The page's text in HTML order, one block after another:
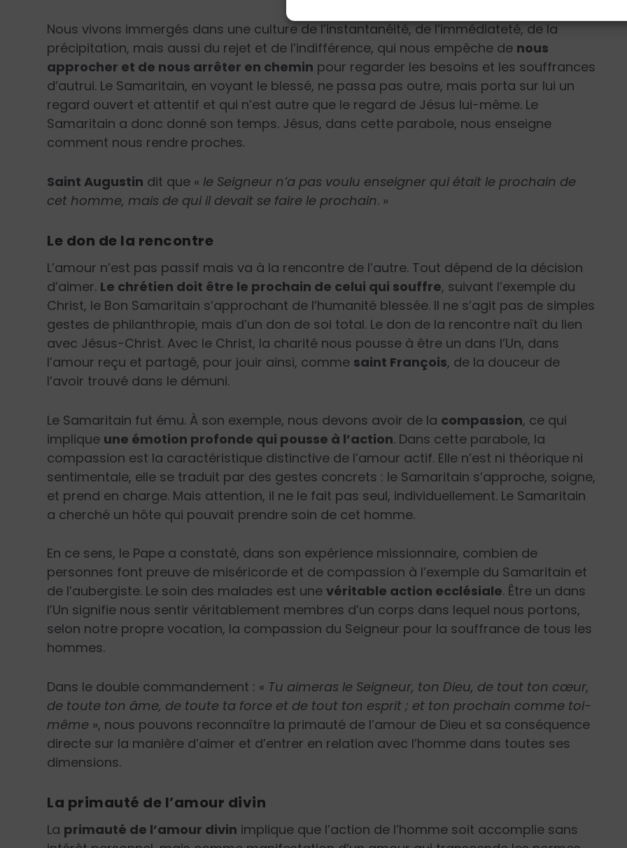
Nous vivons immergés dans une culture de l’instantanéité, de l’immédiateté, de la
précipitation, mais aussi du rejet et de l’indifférence, qui nous empêche de nous
approcher et de nous arrêter en chemin pour regarder les besoins et les souffrances
d’autrui. Le Samaritain, en voyant le blessé, ne passa pas outre, mais porta sur lui un
regard ouvert et attentif et qui n’est autre que le regard de Jésus lui-même. Le
Samaritain a donc donné son temps. Jésus, dans cette parabole, nous enseigne
comment nous rendre proches.
Saint Augustin dit que « le Seigneur n’a pas voulu enseigner qui était le prochain de
cet homme, mais de qui il devait se faire le prochain. »
Le don de la rencontre
L’amour n’est pas passif mais va à la rencontre de l’autre. Tout dépend de la décision
d’aimer. Le chrétien doit être le prochain de celui qui souffre, suivant l’exemple du
Christ, le Bon Samaritain s’approchant de l’humanité blessée. Il ne s’agit pas de simples
gestes de philanthropie, mais d’un don de soi total. Le don de la rencontre naît du lien
avec Jésus-Christ. Avec le Christ, la charité nous pousse à être un dans l’Un, dans
l’amour reçu et partagé, pour jouir ainsi, comme saint François, de la douceur de
l’avoir trouvé dans le démuni.
Le Samaritain fut ému. À son exemple, nous devons avoir de la compassion, ce qui
implique une émotion profonde qui pousse à l’action. Dans cette parabole, la
compassion est la caractéristique distinctive de l’amour actif. Elle n’est ni théorique ni
sentimentale, elle se traduit par des gestes concrets : le Samaritain s’approche, soigne,
et prend en charge. Mais attention, il ne le fait pas seul, individuellement. Le Samaritain
a cherché un hôte qui pouvait prendre soin de cet homme.
En ce sens, le Pape a constaté, dans son expérience missionnaire, combien de
personnes font preuve de miséricorde et de compassion à l’exemple du Samaritain et
de l’aubergiste. Le soin des malades est unevéritable action ecclésiale. Être un dans
l’Un signifie nous sentir véritablement membres d’un corps dans lequel nous portons,
selon notre propre vocation, la compassion du Seigneur pour la souffrance de tous les
hommes.
Dans le double commandement : « Tu aimeras le Seigneur, ton Dieu, de tout ton cœur,
de toute ton âme, de toute ta force et de tout ton esprit ; et ton prochain comme toi-
même », nous pouvons reconnaître la primauté de l’amour de Dieu et sa conséquence
directe sur la manière d’aimer et d’entrer en relation avec l’homme dans toutes ses
dimensions.
La primauté de l’amour divin
La primauté de l’amour divin implique que l’action de l’homme soit accomplie sans